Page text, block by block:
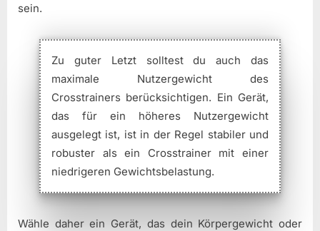
sein.
Zu guter Letzt solltest du auch das
maximale Nutzergewicht des
Crosstrainers berücksichtigen. Ein Gerät,
das für ein höheres Nutzergewicht
ausgelegt ist, ist in der Regel stabiler und
robuster als ein Crosstrainer mit einer
niedrigeren Gewichtsbelastung.
Wähle daher ein Gerät, das dein Körpergewicht oder